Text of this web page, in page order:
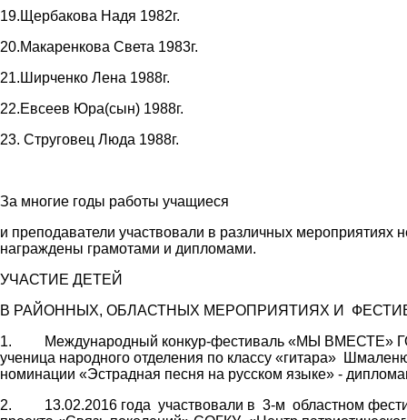
19.Щербакова Надя 1982г.
20.Макаренкова Света 1983г.
21.Ширченко Лена 1988г.
22.Евсеев Юра(сын) 1988г.
23. Струговец Люда 1988г.
За многие годы работы учащиеся
и преподаватели участвовали в различных мероприятиях
награждены грамотами и дипломами.
УЧАСТИЕ ДЕТЕЙ
В РАЙОННЫХ, ОБЛАСТНЫХ МЕРОПРИЯТИЯХ И
1. Международный конкур-фестиваль «МЫ ВМЕСТЕ»
ученица народного отделения по классу «гитара»
номинации «Эстрадная песня на русском языке» -
2. 13.02.2016 года участвовали в 3-м областном